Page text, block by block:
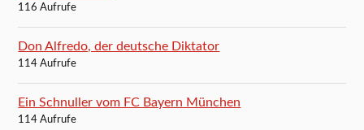
116 Aufrufe
Don Alfredo, der deutsche Diktator
114 Aufrufe
Ein Schnuller vom FC Bayern München
114 Aufrufe